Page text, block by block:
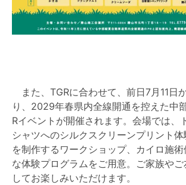
また、TGRに合わせて、前日7月11日
り、2029年春県内全線開通を控えた中
Rイベントが開催されます。会場では、
シャツへのシルクスクリーンプリント
を制作するワークショップ、カイロ施
な体験プログラムをご用意。ご家族や
してお楽しみいただけます。